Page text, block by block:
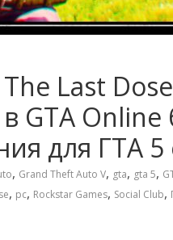
Last
GTA Online
для ГТА
, Grand Theft Auto V, gta, gta 5,
, pc, Rockstar Games, Social Club,